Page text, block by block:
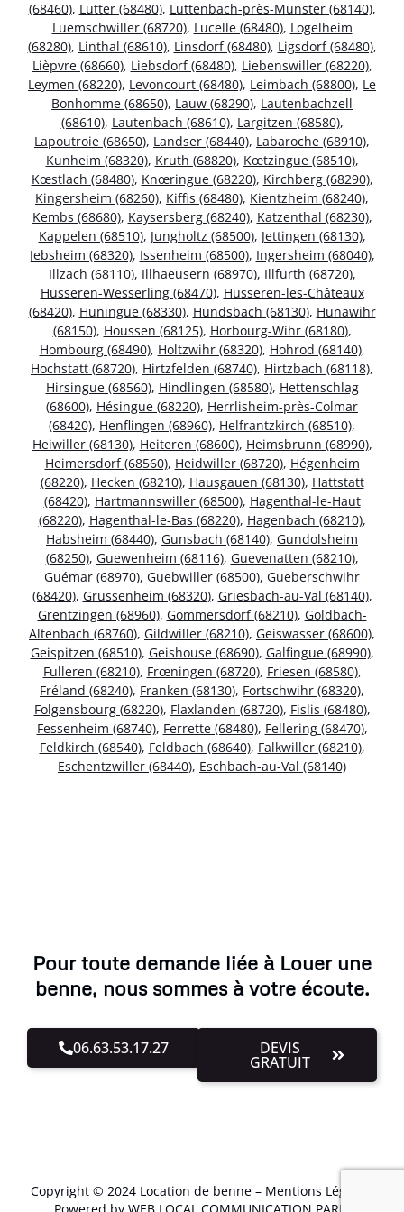
(68460), Lutter (68480), Luttenbach-près-Munster (68140),
Luemschwiller (68720), Lucelle (68480), Logelheim
(68280), Linthal (68610), Linsdorf (68480), Ligsdorf (68480),
Lièpvre (68660), Liebsdorf (68480), Liebenswiller (68220),
Leymen (68220), Levoncourt (68480), Leimbach (68800), Le
Bonhomme (68650), Lauw (68290), Lautenbachzell
(68610), Lautenbach (68610), Largitzen (68580),
Lapoutroie (68650), Landser (68440), Labaroche (68910),
Kunheim (68320), Kruth (68820), Kœtzingue (68510),
Kœstlach (68480), Knœringue (68220), Kirchberg (68290),
Kingersheim (68260), Kiffis (68480), Kientzheim (68240),
Kembs (68680), Kaysersberg (68240), Katzenthal (68230),
Kappelen (68510), Jungholtz (68500), Jettingen (68130),
Jebsheim (68320), Issenheim (68500), Ingersheim (68040),
Illzach (68110), Illhaeusern (68970), Illfurth (68720),
Husseren-Wesserling (68470), Husseren-les-Châteaux
(68420), Huningue (68330), Hundsbach (68130), Hunawihr
(68150), Houssen (68125), Horbourg-Wihr (68180),
Hombourg (68490), Holtzwihr (68320), Hohrod (68140),
Hochstatt (68720), Hirtzfelden (68740), Hirtzbach (68118),
Hirsingue (68560), Hindlingen (68580), Hettenschlag
(68600), Hésingue (68220), Herrlisheim-près-Colmar
(68420), Henflingen (68960), Helfrantzkirch (68510),
Heiwiller (68130), Heiteren (68600), Heimsbrunn (68990),
Heimersdorf (68560), Heidwiller (68720), Hégenheim
(68220), Hecken (68210), Hausgauen (68130), Hattstatt
(68420), Hartmannswiller (68500), Hagenthal-le-Haut
(68220), Hagenthal-le-Bas (68220), Hagenbach (68210),
Habsheim (68440), Gunsbach (68140), Gundolsheim
(68250), Guewenheim (68116), Guevenatten (68210),
Guémar (68970), Guebwiller (68500), Gueberschwihr
(68420), Grussenheim (68320), Griesbach-au-Val (68140),
Grentzingen (68960), Gommersdorf (68210), Goldbach-
Altenbach (68760), Gildwiller (68210), Geiswasser (68600),
Geispitzen (68510), Geishouse (68690), Galfingue (68990),
Fulleren (68210), Frœningen (68720), Friesen (68580),
Fréland (68240), Franken (68130), Fortschwihr (68320),
Folgensbourg (68220), Flaxlanden (68720), Fislis (68480),
Fessenheim (68740), Ferrette (68480), Fellering (68470),
Feldkirch (68540), Feldbach (68640), Falkwiller (68210),
Eschentzwiller (68440), Eschbach-au-Val (68140)
Pour toute demande liée à Louer une
benne, nous sommes à votre écoute.
06.63.53.17.27 DEVIS
GRATUIT
Copyright © 2024 Location de benne – Mentions Légales